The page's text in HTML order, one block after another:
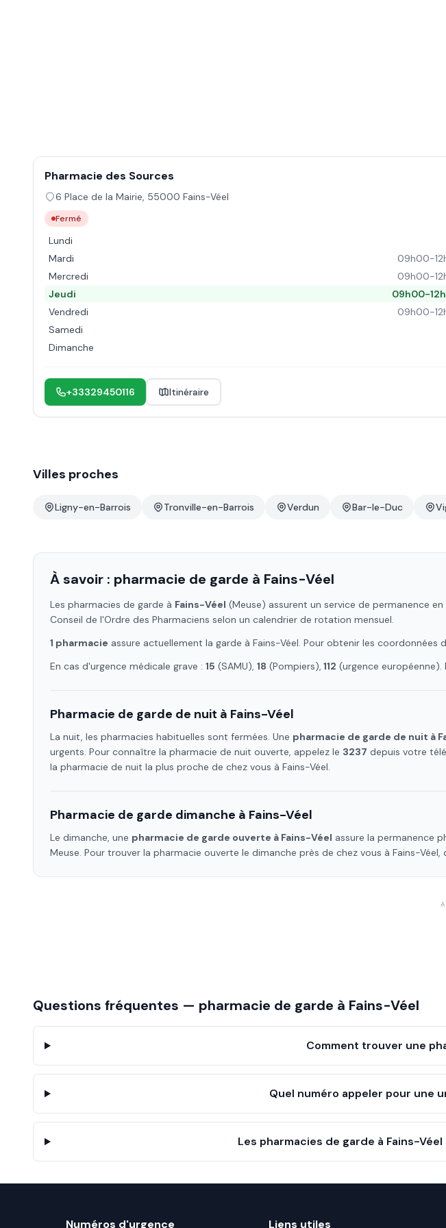
Pharmacie des Sources
6 Place de la Mairie, 55000 Fains-Véel
Fermé
Lundi
Mardi
09h00-
Mercredi
09h00-
Jeudi
09h00-
Vendredi
09h00-
Samedi
Dimanche
+33329450116 Itinéraire
Villes proches
Ligny-en-Barrois Tronville-en-Barrois Verdun Bar-le-Duc
À savoir : pharmacie de garde à Fains-Véel
Les pharmacies de garde à Fains-Véel (Meuse) assurent un service de permanence
Conseil de l'Ordre des Pharmaciens selon un calendrier de rotation mensuel.
1 pharmacie assure actuellement la garde à Fains-Véel. Pour obtenir les coordonnées
En cas d'urgence médicale grave : 15 (SAMU), 18 (Pompiers), 112 (urgence européenne).
Pharmacie de garde de nuit à Fains-Véel
La nuit, les pharmacies habituelles sont fermées. Une pharmacie de garde de nuit à
urgents. Pour connaître la pharmacie de nuit ouverte, appelez le 3237 depuis votre
la pharmacie de nuit la plus proche de chez vous à Fains-Véel.
Pharmacie de garde dimanche à Fains-Véel
Le dimanche, une pharmacie de garde ouverte à Fains-Véel assure la permanence
Meuse. Pour trouver la pharmacie ouverte le dimanche près de chez vous à Fains-Véel,
Questions fréquentes — pharmacie de garde à Fains-Véel
Comment trouver une
Quel numéro appeler pour une
Les pharmacies de garde à Fains-
Numéros d'urgence Liens utiles